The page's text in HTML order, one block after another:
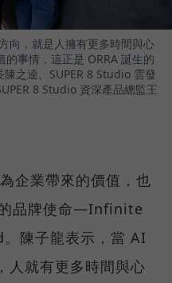
向，就是人擁有更多時間與心
事情，這正是 ORRA 誕生的
之逵、SUPER 8 Studio 雲發
8 Studio 資深產品總監王
企業帶來的價值，也
品牌使命—Infinite
陳子龍表示，當 AI
人就有更多時間與心